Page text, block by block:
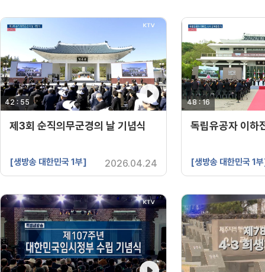
영상 재생시간
42 : 55
제3회 순직의무군경의 날 기념식
[생방송 대한민국 1부] 2026.04.24
영상 재생시간
48 : 16
독립유공자 이하
[생방송 대한민국 1